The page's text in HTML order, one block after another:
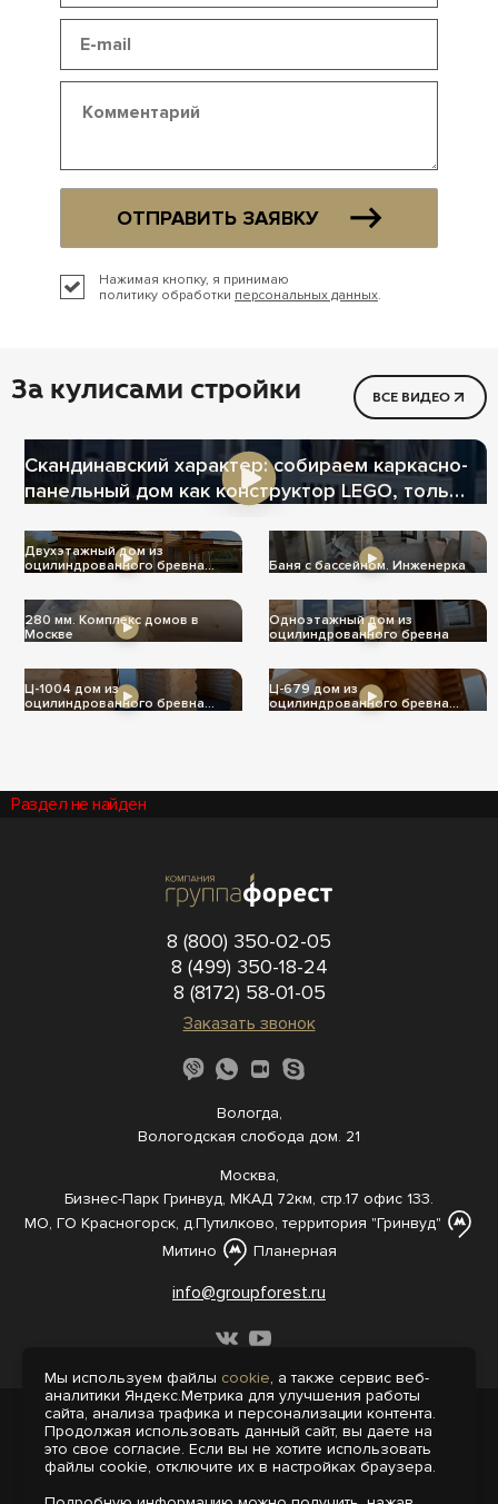
ОТПРАВИТЬ ЗАЯВКУ
Нажимая кнопку, я принимаю
политику обработки персональных данных.
За кулисами стройки ВСЕ ВИДЕО
Скандинавский характер: собираем каркасно-
панельный дом как конструктор LEGO, только
Двухэтажный дом из
оцилиндрованного бревна
Баня с бассейном. Инженерка
280 мм. Комплекс домов в
Москве
Одноэтажный дом из
оцилиндрованного бревна
Ц-1004 дом из
оцилиндрованного бревна
Ц-679 дом из
оцилиндрованного бревна
Раздел не найден
8 (800) 350-02-05
8 (499) 350-18-24
8 (8172) 58-01-05
Заказать звонок
Вологда,
Вологодская слобода дом. 21
Москва,
Бизнес-Парк Гринвуд, МКАД 72км, стр.17 офис 133.
МО, ГО Красногорск, д.Путилково, территория "Гринвуд"
Митино
Планерная
info@groupforest.ru
© 2005-, 2026 Все права защищены
Информация, представленная на сайте,
не является публичной офертой.
Мы используем файлы cookie, а также сервис веб-
аналитики Яндекс.Метрика для улучшения работы
сайта, анализа трафика и персонализации контента.
Продолжая использовать данный сайт, вы даете на
это свое согласие. Если вы не хотите использовать
файлы cookie, отключите их в настройках браузера.